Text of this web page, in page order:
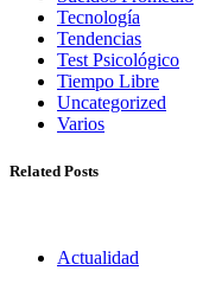
Tecnología
Tendencias
Test Psicológico
Tiempo Libre
Uncategorized
Varios
Related Posts
Actualidad